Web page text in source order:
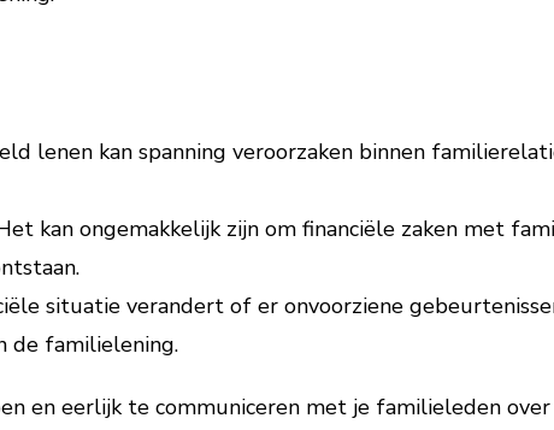
lenen kan spanning veroorzaken binnen
kan ongemakkelijk zijn om financiële zaken met
situatie verandert of er onvoorziene
de familielening.
en eerlijk te communiceren met je familieleden